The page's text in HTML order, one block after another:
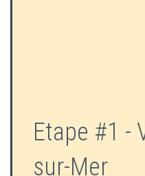
Etape #1 -
sur-Mer